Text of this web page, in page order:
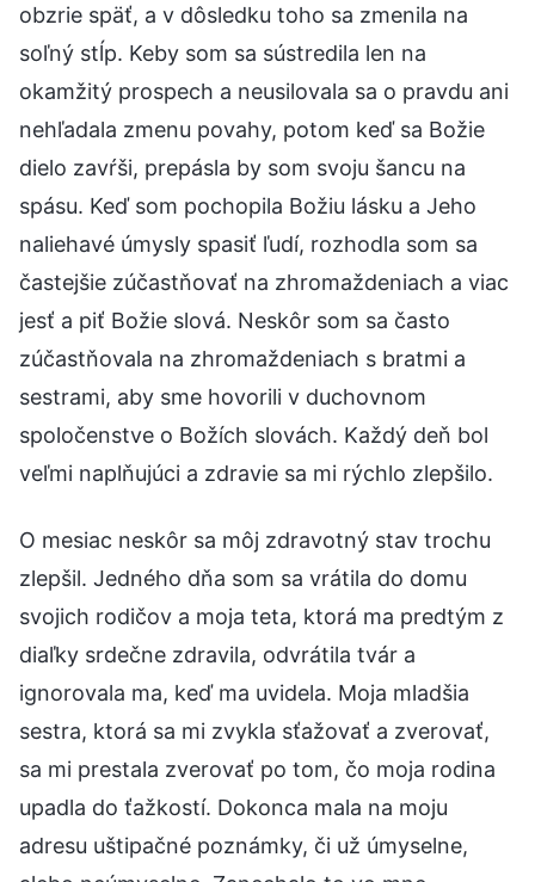
obzrie späť, a v dôsledku toho sa zmenila na
soľný stĺp. Keby som sa sústredila len na
okamžitý prospech a neusilovala sa o pravdu ani
nehľadala zmenu povahy, potom keď sa Božie
dielo zavŕši, prepásla by som svoju šancu na
spásu. Keď som pochopila Božiu lásku a Jeho
naliehavé úmysly spasiť ľudí, rozhodla som sa
častejšie zúčastňovať na zhromaždeniach a viac
jesť a piť Božie slová. Neskôr som sa často
zúčastňovala na zhromaždeniach s bratmi a
sestrami, aby sme hovorili v duchovnom
spoločenstve o Božích slovách. Každý deň bol
veľmi naplňujúci a zdravie sa mi rýchlo zlepšilo.
O mesiac neskôr sa môj zdravotný stav trochu
zlepšil. Jedného dňa som sa vrátila do domu
svojich rodičov a moja teta, ktorá ma predtým z
diaľky srdečne zdravila, odvrátila tvár a
ignorovala ma, keď ma uvidela. Moja mladšia
sestra, ktorá sa mi zvykla sťažovať a zverovať,
sa mi prestala zverovať po tom, čo moja rodina
upadla do ťažkostí. Dokonca mala na moju
adresu uštipačné poznámky, či už úmyselne,